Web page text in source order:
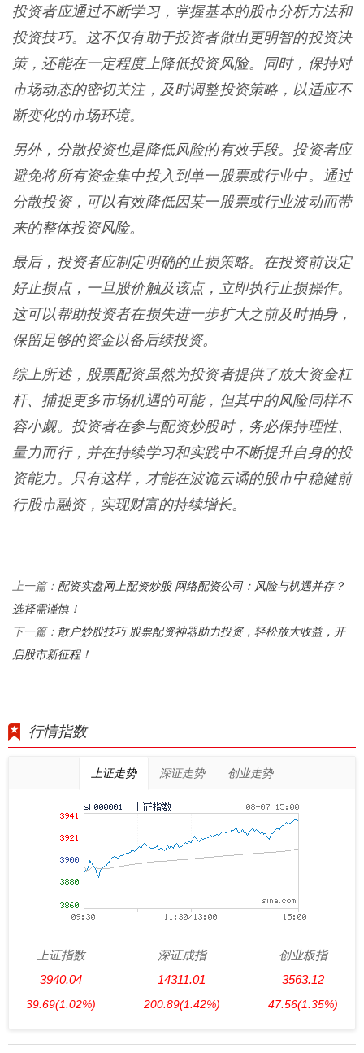
投资者应通过不断学习，掌握基本的股市分析方法和
投资技巧。这不仅有助于投资者做出更明智的投资决
策，还能在一定程度上降低投资风险。同时，保持对
市场动态的密切关注，及时调整投资策略，以适应不
断变化的市场环境。
另外，分散投资也是降低风险的有效手段。投资者应
避免将所有资金集中投入到单一股票或行业中。通过
分散投资，可以有效降低因某一股票或行业波动而带
来的整体投资风险。
最后，投资者应制定明确的止损策略。在投资前设定
好止损点，一旦股价触及该点，立即执行止损操作。
这可以帮助投资者在损失进一步扩大之前及时抽身，
保留足够的资金以备后续投资。
综上所述，股票配资虽然为投资者提供了放大资金杠
杆、捕捉更多市场机遇的可能，但其中的风险同样不
容小觑。投资者在参与配资炒股时，务必保持理性、
量力而行，并在持续学习和实践中不断提升自身的投
资能力。只有这样，才能在波诡云谲的股市中稳健前
行股市融资，实现财富的持续增长。
上一篇： 配资实盘网上配资炒股 网络配资公司：风险与机遇并存？
选择需谨慎！
下一篇： 散户炒股技巧 股票配资神器助力投资，轻松放大收益，开
启股市新征程！
行情指数
上证走势 深证走势 创业走势
上证指数
3940.04
39.69(1.02%)
深证成指
14311.01
200.89(1.42%)
创业板指
3563.12
47.56(1.35%)